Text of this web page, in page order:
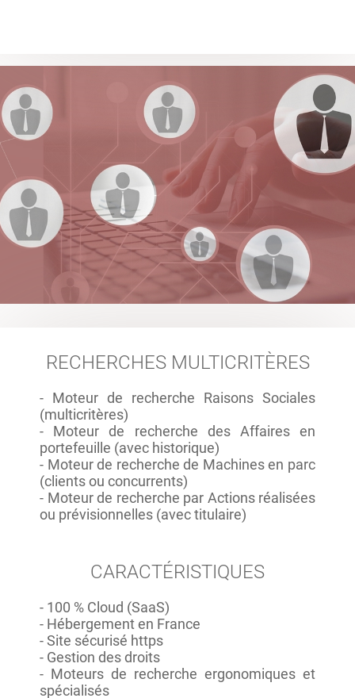
RECHERCHES MULTICRITÈRES
- Moteur de recherche Raisons Sociales
(multicritères)
- Moteur de recherche des Affaires en
portefeuille (avec historique)
- Moteur de recherche de Machines en parc
(clients ou concurrents)
- Moteur de recherche par Actions réalisées
ou prévisionnelles (avec titulaire)
CARACTÉRISTIQUES
- 100 % Cloud (SaaS)
- Hébergement en France
- Site sécurisé https
- Gestion des droits
- Moteurs de recherche ergonomiques et
spécialisés